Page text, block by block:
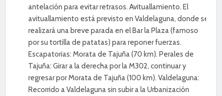
antelación para evitar retrasos. Avituallamiento. El
avituallamiento está previsto en Valdelaguna, donde se
realizará una breve parada en el Bar la Plaza (famoso
por su tortilla de patatas) para reponer fuerzas.
Escapatorias: Morata de Tajuña (70 km). Perales de
Tajuña: Girar a la derecha por la M302, continuar y
regresar por Morata de Tajuña (100 km). Valdelaguna:
Recorrido a Valdelaguna sin subir a la Urbanización